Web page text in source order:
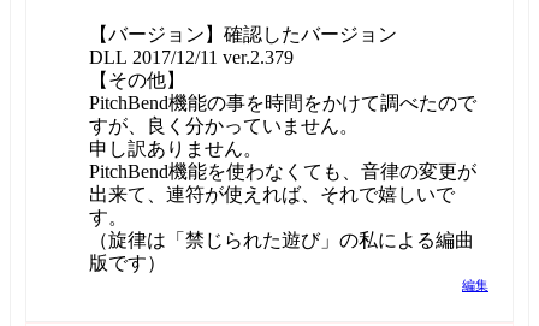
【バージョン】確認したバージョン
DLL 2017/12/11 ver.2.379
【その他】
PitchBend機能の事を時間をかけて調べたので
すが、良く分かっていません。
申し訳ありません。
PitchBend機能を使わなくても、音律の変更が
出来て、連符が使えれば、それで嬉しいで
す。
（旋律は「禁じられた遊び」の私による編曲
版です）
編集